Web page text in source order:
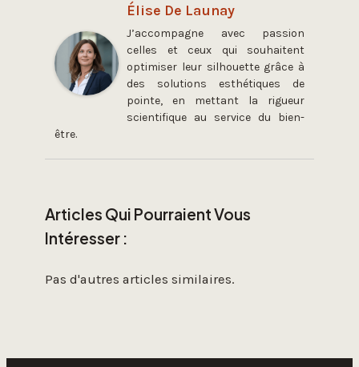
Élise De Launay
J’accompagne avec passion
celles et ceux qui souhaitent
optimiser leur silhouette grâce à
des solutions esthétiques de
pointe, en mettant la rigueur
scientifique au service du bien-
être.
Articles Qui Pourraient Vous
Intéresser :
Pas d'autres articles similaires.